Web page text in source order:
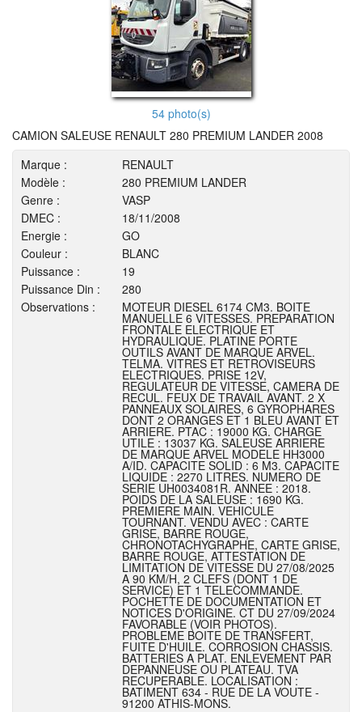
54 photo(s)
CAMION SALEUSE RENAULT 280 PREMIUM LANDER 2008
Marque :
RENAULT
Modèle :
280 PREMIUM LANDER
Genre :
VASP
DMEC :
18/11/2008
Energie :
GO
Couleur :
BLANC
Puissance :
19
Puissance Din :
280
Observations :
MOTEUR DIESEL 6174 CM3. BOITE
MANUELLE 6 VITESSES. PREPARATION
FRONTALE ELECTRIQUE ET
HYDRAULIQUE. PLATINE PORTE
OUTILS AVANT DE MARQUE ARVEL.
TELMA. VITRES ET RETROVISEURS
ELECTRIQUES. PRISE 12V,
REGULATEUR DE VITESSE, CAMERA DE
RECUL. FEUX DE TRAVAIL AVANT. 2 X
PANNEAUX SOLAIRES, 6 GYROPHARES
DONT 2 ORANGES ET 1 BLEU AVANT ET
ARRIERE. PTAC : 19000 KG. CHARGE
UTILE : 13037 KG. SALEUSE ARRIERE
DE MARQUE ARVEL MODELE HH3000
A/ID. CAPACITE SOLID : 6 M3. CAPACITE
LIQUIDE : 2270 LITRES. NUMERO DE
SERIE UH0034081R. ANNEE : 2018.
POIDS DE LA SALEUSE : 1690 KG.
PREMIERE MAIN. VEHICULE
TOURNANT. VENDU AVEC : CARTE
GRISE, BARRE ROUGE,
CHRONOTACHYGRAPHE, CARTE GRISE,
BARRE ROUGE, ATTESTATION DE
LIMITATION DE VITESSE DU 27/08/2025
A 90 KM/H, 2 CLEFS (DONT 1 DE
SERVICE) ET 1 TELECOMMANDE.
POCHETTE DE DOCUMENTATION ET
NOTICES D'ORIGINE. CT DU 27/09/2024
FAVORABLE (VOIR PHOTOS).
PROBLEME BOITE DE TRANSFERT,
FUITE D'HUILE. CORROSION CHASSIS.
BATTERIES A PLAT. ENLEVEMENT PAR
DEPANNEUSE OU PLATEAU. TVA
RECUPERABLE. LOCALISATION :
BATIMENT 634 - RUE DE LA VOUTE -
91200 ATHIS-MONS.